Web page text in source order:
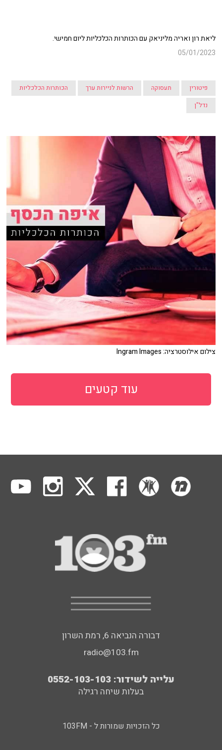
ליאת רון ואריה מליניאק עם הכותרות הכלכליות ליום חמישי.
05/01/2023
פיטורין תעסוקה הרשות לניירות ערך
הכותרות הכלכליות
נדל"ן
צילום אילוסטרציה: Ingram Images
עוד קטעים
דבורה הנביאה 6, רמת השרון
radio@103.fm
עלייה לשידור: 0552-103-103
בעלות שיחה רגילה
כל הזכויות שמורות ל - 103FM